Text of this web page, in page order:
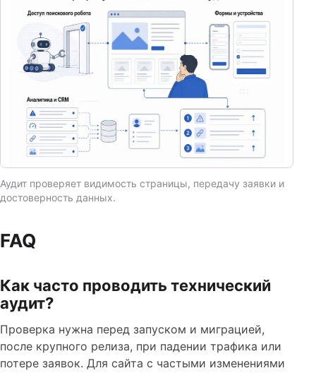
Аудит проверяет видимость страницы, передачу заявки и
достоверность данных.
FAQ
Как часто проводить технический
аудит?
Проверка нужна перед запуском и миграцией,
после крупного релиза, при падении трафика или
потере заявок. Для сайта с частыми изменениями